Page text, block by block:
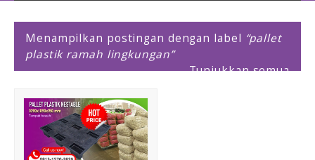
HOME
PALLET PLASTIK
Nestable
One Way Series
Menampilkan postingan dengan label pallet
plastik ramah lingkungan
Tunjukkan semua